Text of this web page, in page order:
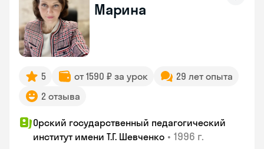
Марина
5 от 1590 ₽ за урок
29 лет опыта
2 отзыва
Орский государственный педагогический
институт имени Т.Г. Шевченко • 1996 г.